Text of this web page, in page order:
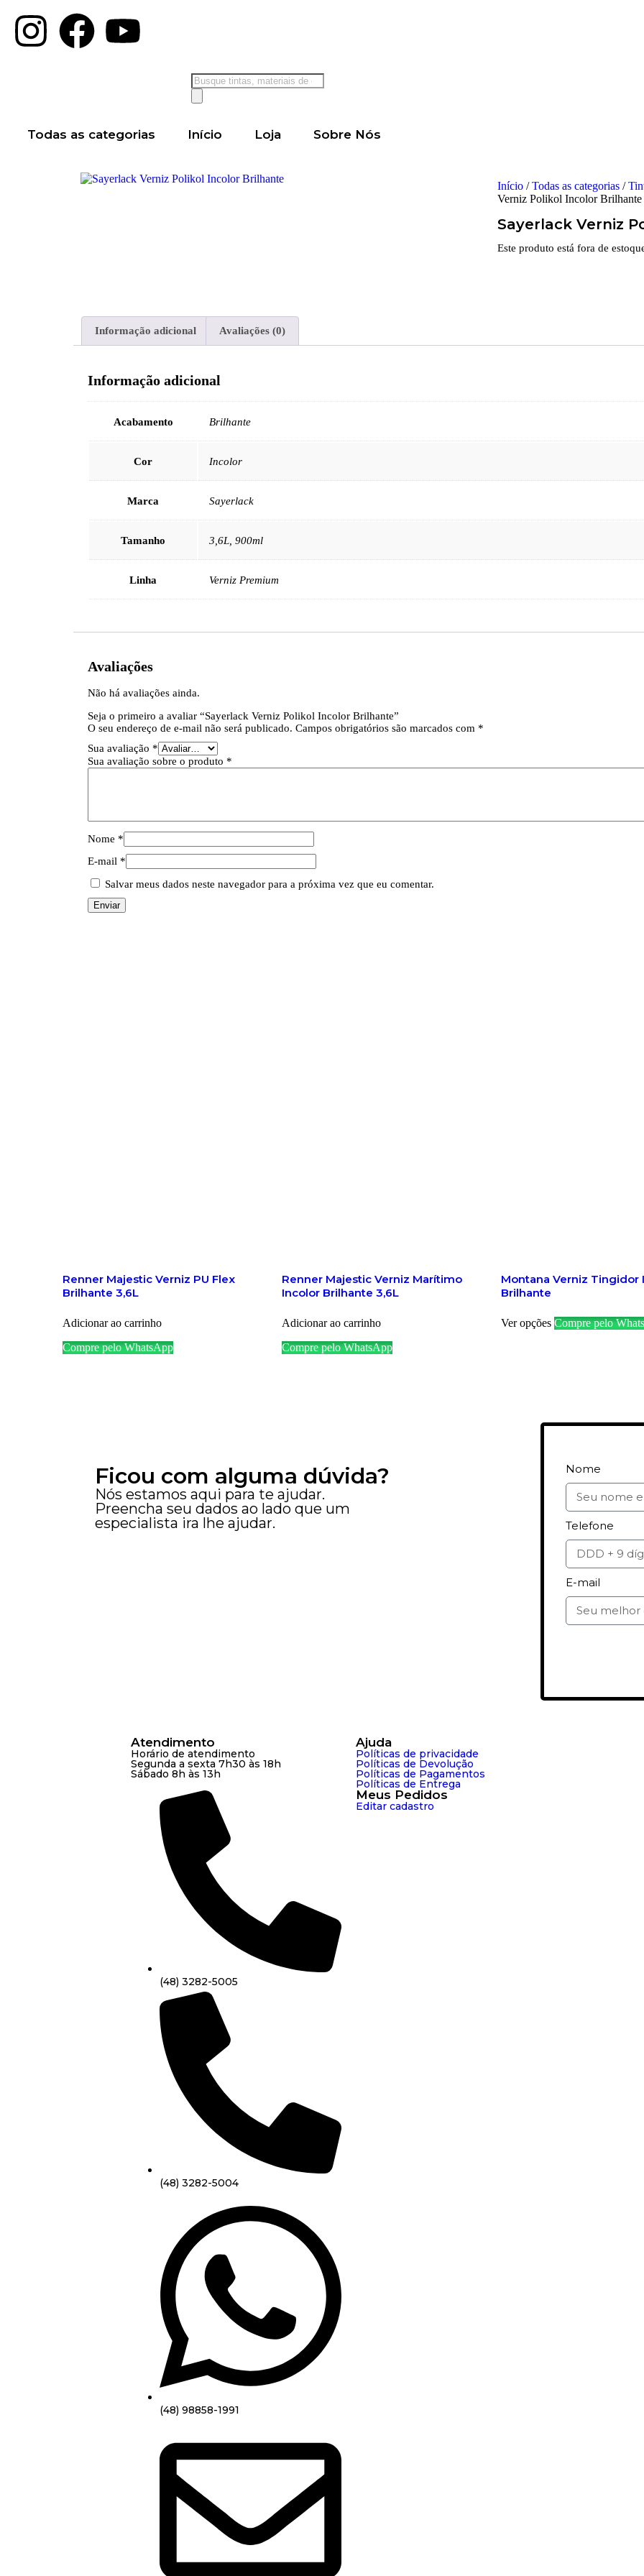
Todas as categorias Início Loja Sobre Nós
Início /Todas as categorias /
Verniz Polikol Incolor Brilhante
Sayerlack Verniz
Este produto está fora de
Informação adicional Avaliações (0)
Informação adicional
Acabamento Brilhante
Cor Incolor
Marca Sayerlack
Tamanho 3,6L, 900ml
Linha Verniz Premium
Avaliações
Não há avaliações ainda.
Seja o primeiro a avaliar “Sayerlack Verniz Polikol Incolor Brilhante”
O seu endereço de e-mail não será publicado. Campos obrigatórios são marcados com *
Sua avaliação *
Sua avaliação sobre o produto *
Nome *
E-mail *
Salvar meus dados neste navegador para a próxima vez que eu comentar.
Renner Majestic Verniz PU Flex
Brilhante 3,6L
Adicionar ao carrinho
Compre pelo WhatsApp
Renner Majestic Verniz Marítimo
Incolor Brilhante 3,6L
Adicionar ao carrinho
Compre pelo WhatsApp
Montana Verniz Tingidor
Brilhante
Ver opções Compre pelo
Ficou com alguma dúvida?
Nós estamos aqui para te ajudar.
Preencha seu dados ao lado que um
especialista ira lhe ajudar.
Nome
Telefone
E-mail
Atendimento
Horário de atendimento
Segunda a sexta 7h30 às 18h
Sábado 8h às 13h
(48) 3282-5005
(48) 3282-5004
(48) 98858-1991
Ajuda
Políticas de privacidade
Políticas de Devolução
Políticas de Pagamentos
Políticas de Entrega
Meus Pedidos
Editar cadastro